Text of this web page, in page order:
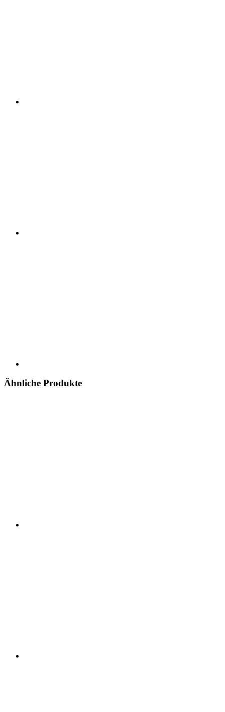
Ähnliche Produkte